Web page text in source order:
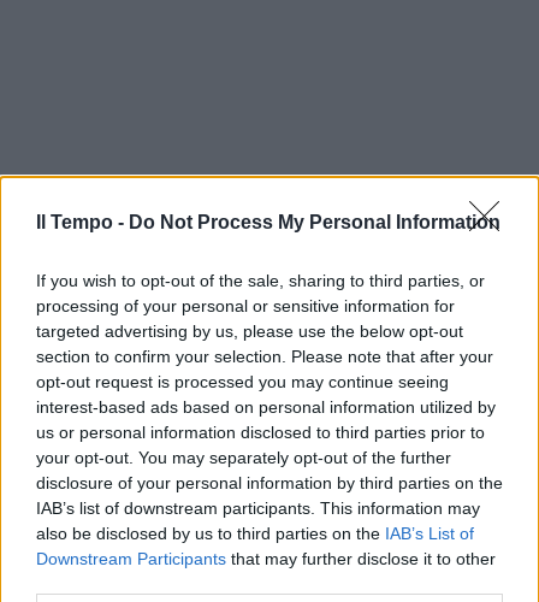
Il Tempo - Do Not Process My Personal Information
If you wish to opt-out of the sale, sharing to third parties, or
processing of your personal or sensitive information for
targeted advertising by us, please use the below opt-out
section to confirm your selection. Please note that after your
opt-out request is processed you may continue seeing
interest-based ads based on personal information utilized by
us or personal information disclosed to third parties prior to
your opt-out. You may separately opt-out of the further
disclosure of your personal information by third parties on the
IAB’s list of downstream participants. This information may
also be disclosed by us to third parties on the IAB’s List of
Downstream Participants that may further disclose it to other
In evidenza